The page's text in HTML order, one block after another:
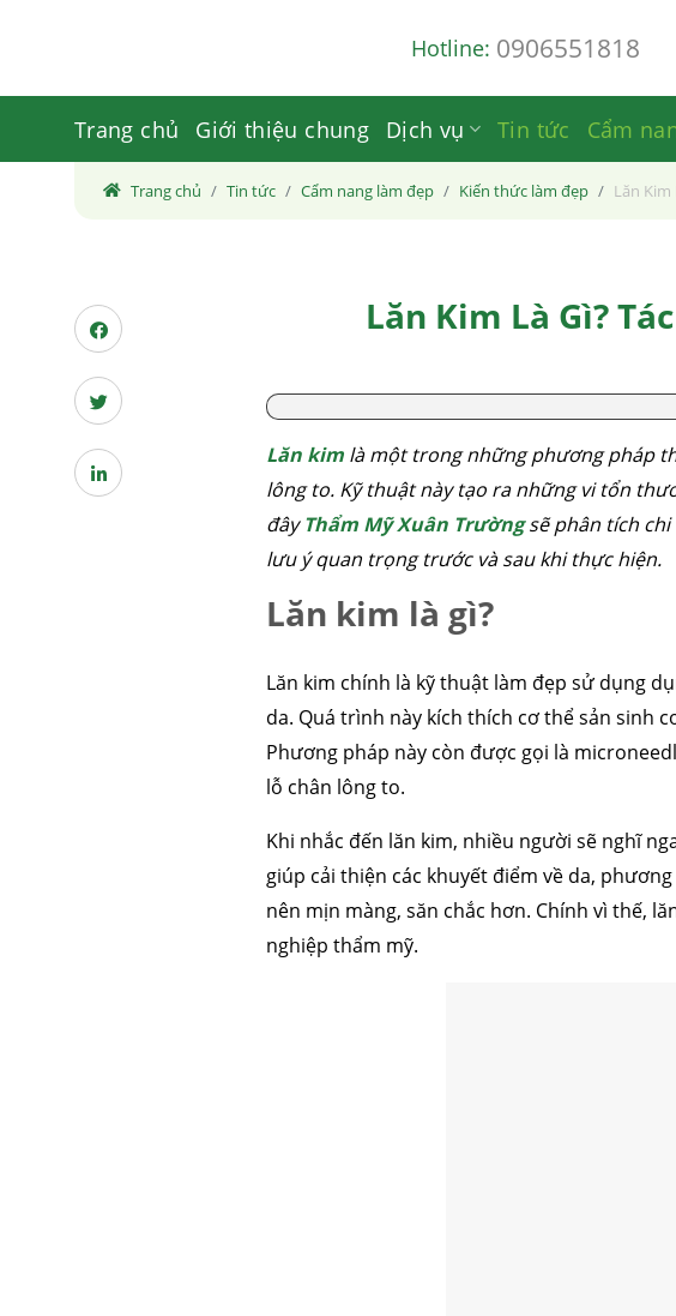
Hotline: 0906551818
Trang chủ Giới thiệu chung Dịch vụ Tin tức Cẩm
Trang chủ Tin tức Cẩm nang làm đẹp Kiến thức làm đẹp Lăn Kim
Lăn Kim Là Gì?
Lăn kim là một trong những phương pháp
lông to. Kỹ thuật này tạo ra những vi tổn
đâyThẩm Mỹ Xuân Trườngsẽ phân tích chi
lưu ý quan trọng trước và sau khi thực hiện.
Lăn kim là gì?
Lăn kim chính là kỹ thuật làm đẹp sử dụng
da. Quá trình này kích thích cơ thể sản sinh
Phương pháp này còn được gọi là
lỗ chân lông to.
Khi nhắc đến lăn kim, nhiều người sẽ nghĩ
giúp cải thiện các khuyết điểm về da,
nên mịn màng, săn chắc hơn. Chính vì thế,
nghiệp thẩm mỹ.